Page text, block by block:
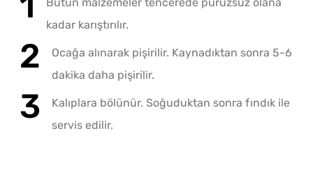
kadar karıştırılır.
Ocağa alınarak pişirilir. Kaynadıktan sonra 5-6
dakika daha pişirilir.
Kalıplara bölünür. Soğuduktan sonra fındık ile
servis edilir.